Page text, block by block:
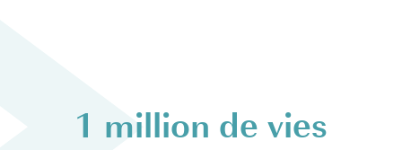
1 million de vies